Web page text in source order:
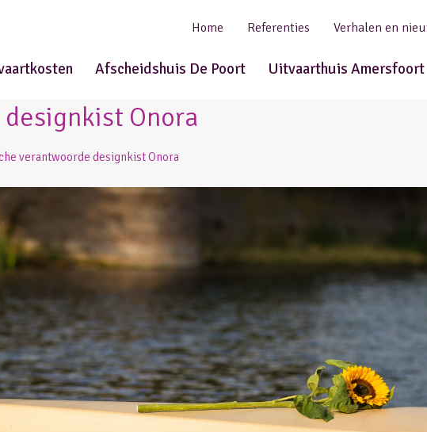
Home Referenties Verhalen en
Afscheidshuis De Poort Uitvaarthuis Amersfoort
Onora
verantwoorde designkist Onora